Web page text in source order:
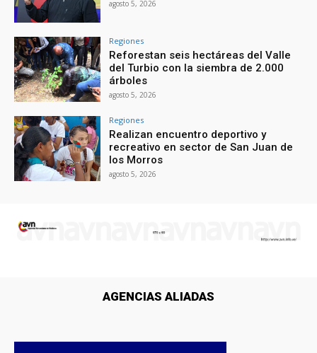
agosto 5, 2026
Regiones
Reforestan seis hectáreas del Valle
del Turbio con la siembra de 2.000
árboles
agosto 5, 2026
Regiones
Realizan encuentro deportivo y
recreativo en sector de San Juan de
los Morros
agosto 5, 2026
AGENCIAS ALIADAS